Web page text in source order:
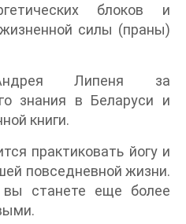
блоков и
силы (праны)
Липеня за
знания в Беларуси и
книги.
практиковать йогу и
повседневной жизни.
станете еще более